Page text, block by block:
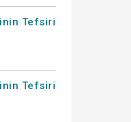
Tefsiri
Tefsiri